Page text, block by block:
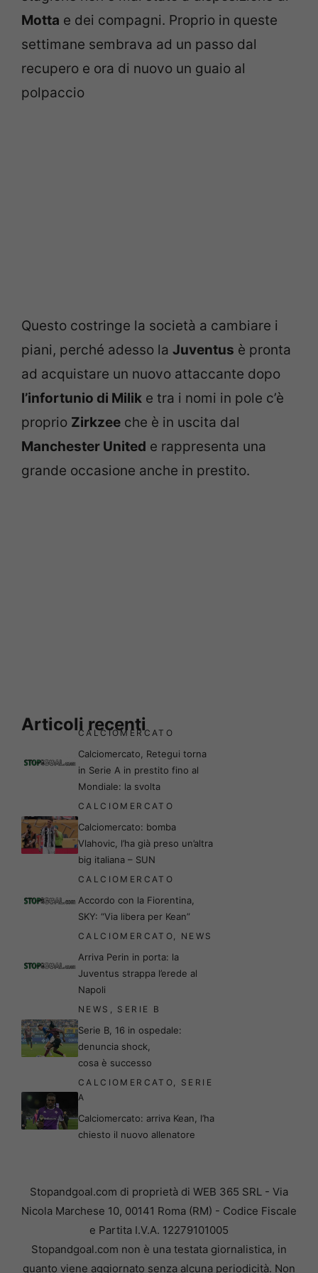
Motta e dei compagni. Proprio in queste
settimane sembrava ad un passo dal
recupero e ora di nuovo un guaio al
polpaccio
Questo costringe la società a cambiare i
piani, perché adesso la Juventus è pronta
ad acquistare un nuovo attaccante dopo
l’infortunio di Milik e tra i nomi in pole c’è
proprio Zirkzee che è in uscita dal
Manchester United e rappresenta una
grande occasione anche in prestito.
Articoli recenti
CALCIOMERCATO
Calciomercato, Retegui torna
in Serie A in prestito fino al
Mondiale: la svolta
CALCIOMERCATO
Calciomercato: bomba
Vlahovic, l’ha già preso un’altra
big italiana – SUN
CALCIOMERCATO
Accordo con la Fiorentina,
SKY: “Via libera per Kean”
CALCIOMERCATO, NEWS
Arriva Perin in porta: la
Juventus strappa l’erede al
Napoli
NEWS , SERIE B
Serie B, 16 in ospedale:
denuncia shock,
cosa è successo
CALCIOMERCATO, SERIE
A
Calciomercato: arriva Kean, l’ha
chiesto il nuovo allenatore
Stopandgoal.com di proprietà di WEB 365 SRL - Via
Nicola Marchese 10, 00141 Roma (RM) - Codice Fiscale
e Partita I.V.A. 12279101005
Stopandgoal.com non è una testata giornalistica, in
quanto viene aggiornato senza alcuna periodicità. Non